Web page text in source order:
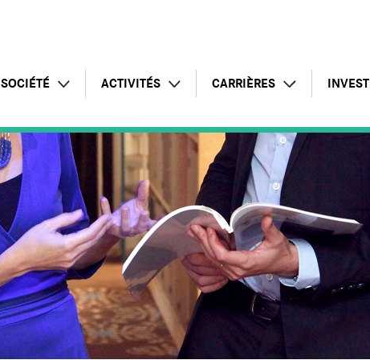
SOCIÉTÉ
Profil
Chiffres clés
Responsabilité d'entreprise
Présence internationale
ACTIVITÉS
Intelligence Artificielle
Offre globale
Pôle infrastructures
Pôle applications
Pôle conseil
Services managés
CARRIÈRES
Témoignages
Postes à pourvoir
Candidature spontanée
Pourquoi rejoindre le